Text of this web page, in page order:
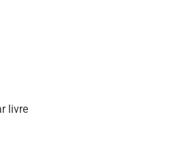
livre